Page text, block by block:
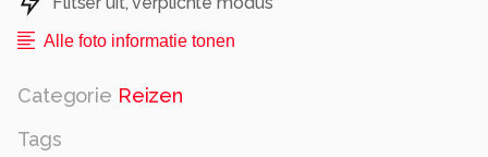
Alle foto informatie tonen
Categorie Reizen
Tags